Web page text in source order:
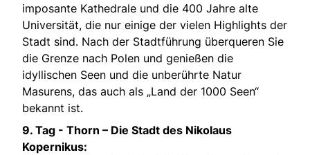
imposante Kathedrale und die 400 Jahre alte
Universität, die nur einige der vielen Highlights der
Stadt sind. Nach der Stadtführung überqueren Sie
die Grenze nach Polen und genießen die
idyllischen Seen und die unberührte Natur
Masurens, das auch als „Land der 1000 Seen“
bekannt ist.
9. Tag - Thorn – Die Stadt des Nikolaus
Kopernikus: